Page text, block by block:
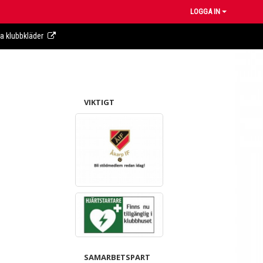
LOGGA IN
klubbkläder
VIKTIGT
SAMARBETSPART